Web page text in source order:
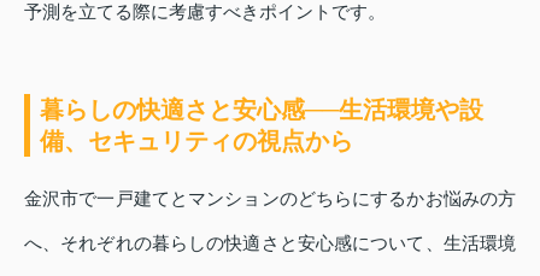
予測を立てる際に考慮すべきポイントです。
暮らしの快適さと安心感──生活環境や設
備、セキュリティの視点から
金沢市で一戸建てとマンションのどちらにするかお悩みの方
へ、それぞれの暮らしの快適さと安心感について、生活環境